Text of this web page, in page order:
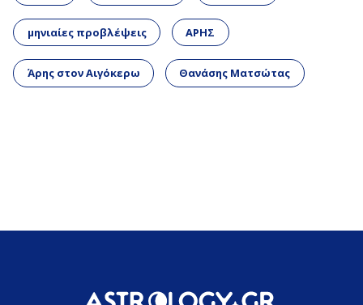
μηνιαίες προβλέψεις ΑΡΗΣ
Άρης στον Αιγόκερω Θανάσης Ματσώτας